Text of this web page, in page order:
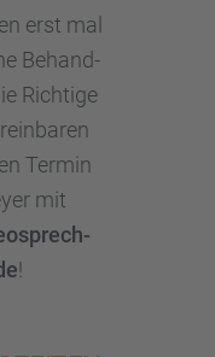
erst mal
Behand­
Richtige
Termin
mit
!